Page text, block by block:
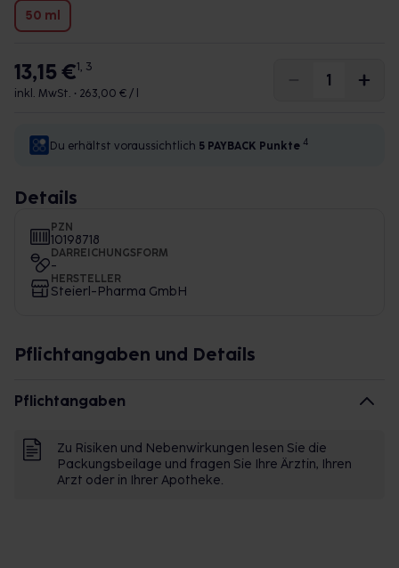
50 ml
13,15 €1, 3
inkl. MwSt. • 263,00 € / l
Du erhältst voraussichtlich 5 PAYBACK Punkte 4
Details
PZN
10198718
DARREICHUNGSFORM
-
HERSTELLER
Steierl-Pharma GmbH
Pflichtangaben und Details
Pflichtangaben
Zu Risiken und Nebenwirkungen lesen Sie die
Packungsbeilage und fragen Sie Ihre Ärztin, Ihren
Arzt oder in Ihrer Apotheke.